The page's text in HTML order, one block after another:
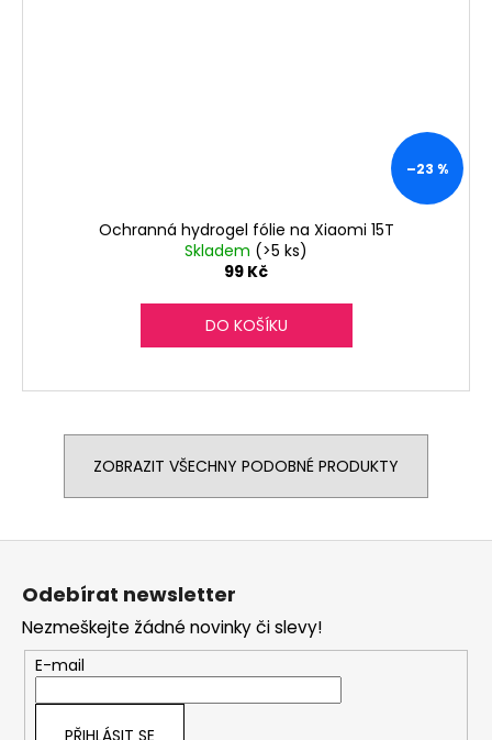
–23 %
Ochranná hydrogel fólie na Xiaomi 15T
Skladem (>5 ks)
99 Kč
DO KOŠÍKU
ZOBRAZIT VŠECHNY PODOBNÉ PRODUKTY
Z
Odebírat newsletter
Nezmeškejte žádné novinky či slevy!
E-mail